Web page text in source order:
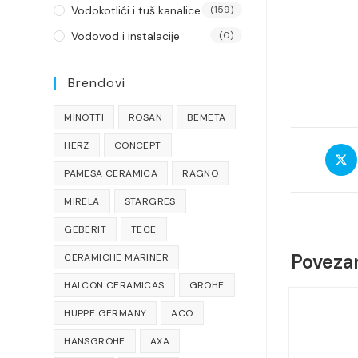
Opens
in
Vodokotlići i tuš kanalice (159)
Vodovod i instalacije (0)
Brendovi
MINOTTI ROSAN BEMETA
HERZ CONCEPT
PAMESA CERAMICA RAGNO
MIRELA STARGRES
GEBERIT TECE
CERAMICHE MARINER
HALCON CERAMICAS GROHE
HUPPE GERMANY ACO
HANSGROHE AXA